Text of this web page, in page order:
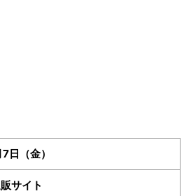
日（金）
サイト